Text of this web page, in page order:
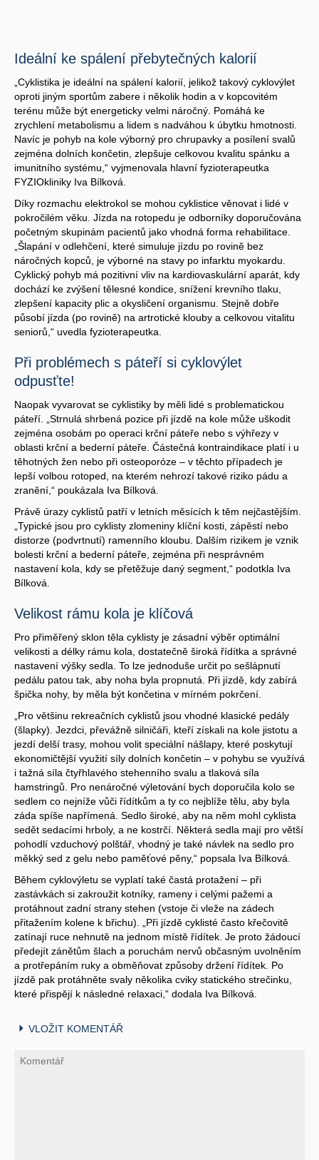
Ideální ke spálení přebytečných kalorií
„Cyklistika je ideální na spálení kalorií, jelikož takový cyklovýlet
oproti jiným sportům zabere i několik hodin a v kopcovitém
terénu může být energeticky velmi náročný. Pomáhá ke
zrychlení metabolismu a lidem s nadváhou k úbytku hmotnosti.
Navíc je pohyb na kole výborný pro chrupavky a posílení svalů
zejména dolních končetin, zlepšuje celkovou kvalitu spánku a
imunitního systému,“ vyjmenovala hlavní fyzioterapeutka
FYZIOkliniky Iva Bílková.
Díky rozmachu elektrokol se mohou cyklistice věnovat i lidé v
pokročilém věku. Jízda na rotopedu je odborníky doporučována
početným skupinám pacientů jako vhodná forma rehabilitace.
„Šlapání v odlehčení, které simuluje jízdu po rovině bez
náročných kopců, je výborné na stavy po infarktu myokardu.
Cyklický pohyb má pozitivní vliv na kardiovaskulární aparát, kdy
dochází ke zvýšení tělesné kondice, snížení krevního tlaku,
zlepšení kapacity plic a okysličení organismu. Stejně dobře
působí jízda (po rovině) na artrotické klouby a celkovou vitalitu
seniorů,“ uvedla fyzioterapeutka.
Při problémech s páteří si cyklovýlet
odpusťte!
Naopak vyvarovat se cyklistiky by měli lidé s problematickou
páteří. „Strnulá shrbená pozice při jízdě na kole může uškodit
zejména osobám po operaci krční páteře nebo s výhřezy v
oblasti krční a bederní páteře. Částečná kontraindikace platí i u
těhotných žen nebo při osteoporóze – v těchto případech je
lepší volbou rotoped, na kterém nehrozí takové riziko pádu a
zranění,“ poukázala Iva Bílková.
Právě úrazy cyklistů patří v letních měsících k těm nejčastějším.
„Typické jsou pro cyklisty zlomeniny klíční kosti, zápěstí nebo
distorze (podvrtnutí) ramenního kloubu. Dalším rizikem je vznik
bolesti krční a bederní páteře, zejména při nesprávném
nastavení kola, kdy se přetěžuje daný segment,“ podotkla Iva
Bílková.
Velikost rámu kola je klíčová
Pro přiměřený sklon těla cyklisty je zásadní výběr optimální
velikosti a délky rámu kola, dostatečně široká řídítka a správné
nastavení výšky sedla. To lze jednoduše určit po sešlápnutí
pedálu patou tak, aby noha byla propnutá. Při jízdě, kdy zabírá
špička nohy, by měla být končetina v mírném pokrčení.
„Pro většinu rekreačních cyklistů jsou vhodné klasické pedály
(šlapky). Jezdci, převážně silničáři, kteří získali na kole jistotu a
jezdí delší trasy, mohou volit speciální nášlapy, které poskytují
ekonomičtější využití síly dolních končetin – v pohybu se využívá
i tažná síla čtyřhlavého stehenního svalu a tlaková síla
hamstringů. Pro nenáročné výletování bych doporučila kolo se
sedlem co nejníže vůči řídítkům a ty co nejblíže tělu, aby byla
záda spíše napřímená. Sedlo široké, aby na něm mohl cyklista
sedět sedacími hrboly, a ne kostrčí. Některá sedla mají pro větší
pohodlí vzduchový polštář, vhodný je také návlek na sedlo pro
měkký sed z gelu nebo paměťové pěny,“ popsala Iva Bílková.
Během cyklovýletu se vyplatí také častá protažení – při
zastávkách si zakroužit kotníky, rameny i celými pažemi a
protáhnout zadní strany stehen (vstoje či vleže na zádech
přitažením kolene k břichu). „Při jízdě cyklisté často křečovitě
zatínají ruce nehnutě na jednom místě řídítek. Je proto žádoucí
předejít zánětům šlach a poruchám nervů občasným uvolněním
a protřepáním ruky a obměňovat způsoby držení řídítek. Po
jízdě pak protáhněte svaly několika cviky statického strečinku,
které přispějí k následné relaxaci,“ dodala Iva Bílková.
VLOŽIT KOMENTÁŘ